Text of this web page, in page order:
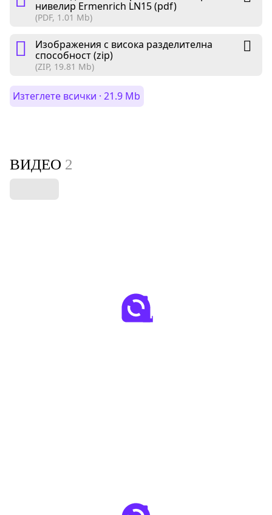
нивелир Ermenrich LN15 (pdf)
(PDF, 1.01 Mb)
Изображения с висока разделителна
способност (zip)
(ZIP, 19.81 Mb)
Изтеглете всички · 21.9 Mb
ВИДЕО 2